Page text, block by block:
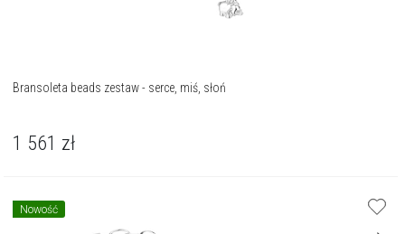
Bransoleta beads zestaw - serce, miś, słoń
1 561 zł
Nowość